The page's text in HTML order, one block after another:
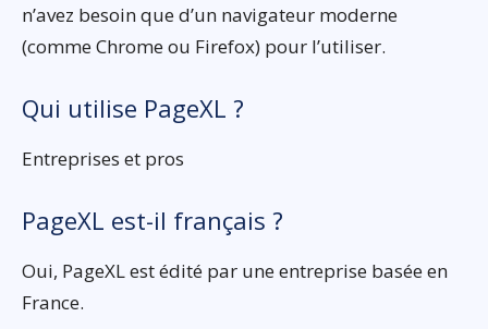
n’avez besoin que d’un navigateur moderne
(comme Chrome ou Firefox) pour l’utiliser.
Qui utilise PageXL ?
Entreprises et pros
PageXL est-il français ?
Oui, PageXL est édité par une entreprise basée en
France.